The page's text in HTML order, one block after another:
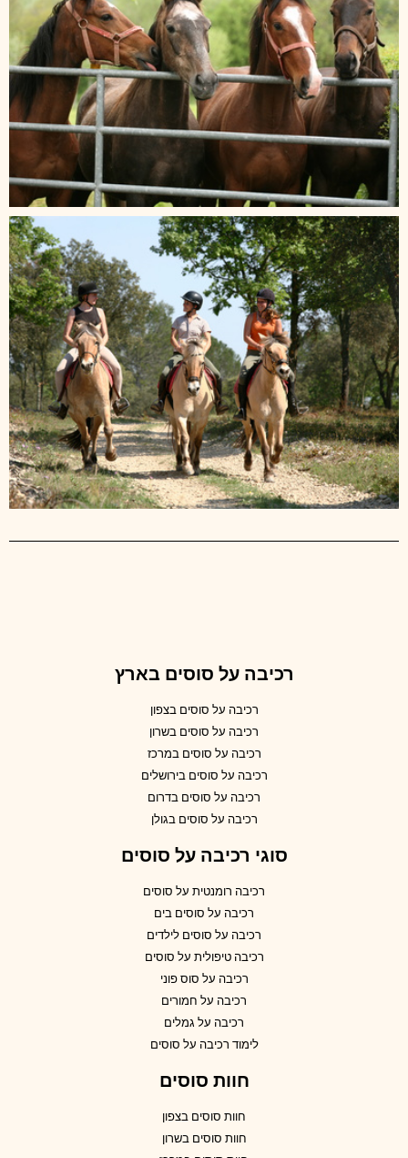
רכיבה על סוסים בארץ
רכיבה על סוסים בצפון
רכיבה על סוסים בשרון
רכיבה על סוסים במרכז
רכיבה על סוסים בירושלים
רכיבה על סוסים בדרום
רכיבה על סוסים בגולן
סוגי רכיבה על סוסים
רכיבה רומנטית על סוסים
רכיבה על סוסים בים
רכיבה על סוסים לילדים
רכיבה טיפולית על סוסים
רכיבה על סוס פוני
רכיבה על חמורים
רכיבה על גמלים
לימוד רכיבה על סוסים
חוות סוסים
חוות סוסים בצפון
חוות סוסים בשרון